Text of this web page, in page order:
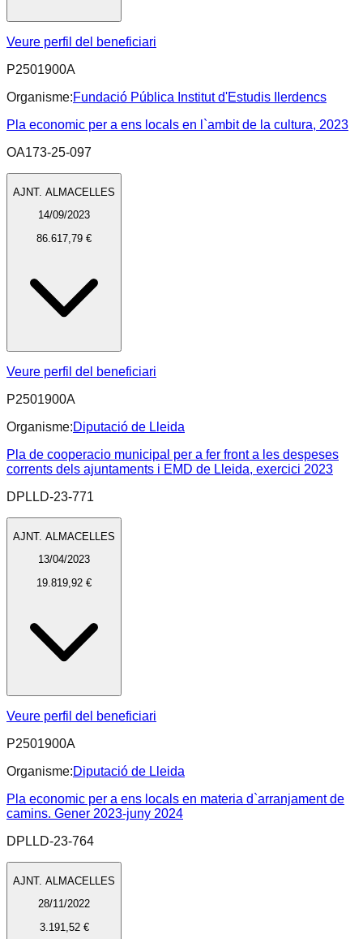
Veure perfil del beneficiari
P2501900A
Organisme:Fundació Pública Institut d'Estudis Ilerdencs
Pla economic per a ens locals en l`ambit de la cultura, 2023
OA173-25-097
AJNT. ALMACELLES
14/09/2023
86.617,79 €
Veure perfil del beneficiari
P2501900A
Organisme:Diputació de Lleida
Pla de cooperacio municipal per a fer front a les despeses
corrents dels ajuntaments i EMD de Lleida, exercici 2023
DPLLD-23-771
AJNT. ALMACELLES
13/04/2023
19.819,92 €
Veure perfil del beneficiari
P2501900A
Organisme:Diputació de Lleida
Pla economic per a ens locals en materia d`arranjament de
camins. Gener 2023-juny 2024
DPLLD-23-764
AJNT. ALMACELLES
28/11/2022
3.191,52 €